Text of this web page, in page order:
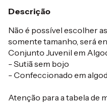
Descrição
Não é possível escolher
somente tamanho, será
Conjunto Juvenil em
- Sutiã sem bojo
- Confeccionado em
Atenção para a tabela de